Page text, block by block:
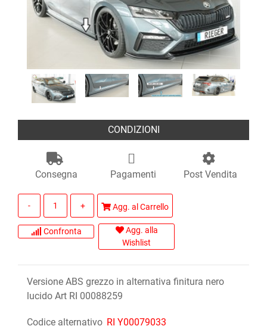
CONDIZIONI
Consegna Pagamenti Post Vendita
Agg. al Carrello
Confronta
Agg. alla
Wishlist
Versione ABS grezzo in alternativa finitura nero
lucido Art RI 00088259
Codice alternativo RI Y00079033